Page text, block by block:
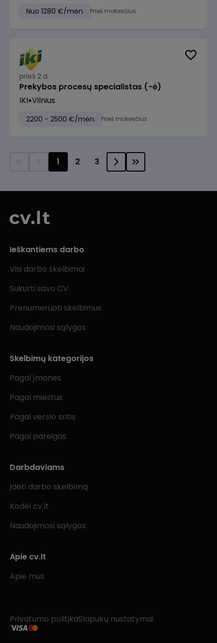
Nuo 1280 €/mėn. Prieš mokesčius
prieš 2 d.
Prekybos procesų specialistas (-ė)
IKI Vilnius
2200 - 2500 €/mėn. Prieš mokesčius
1 2 3
Ieškantiems darbo
Visi darbo skelbimai
Sukurti savo CV
Prenumeruoti skelbimus
Naudojimosi sąlygos
Skelbimų kategorijos
Pagal įmones
Pagal miestus
Pagal verslo sritis
Pagal pareigas
Darbdaviams
Įdėti darbo skelbimą
Kodėl cv.lt
Naudojimosi sąlygos
Apie cv.lt
Apie mus
Privatumo politikaSlapukų nustatymai